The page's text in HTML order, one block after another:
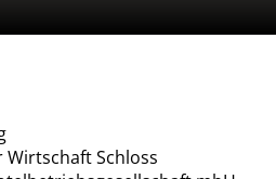
Wirtschaft Schloss